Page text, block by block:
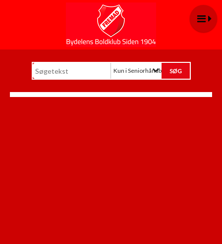
Kun i Seniorhåndbold